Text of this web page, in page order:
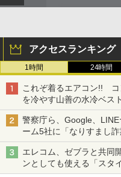
アクセスランキング
1時間 24時間
これぞ着るエアコン!! コ
を冷やす山善の水冷ベス
ち・ざ・ろーど！その14
警察庁ら、Google、
ーム5社に「なりすまし
真や映像を使った投資詐
エレコム、ゼブラと共同
ンとしても使える「スタ
も、持ち替えずに書き込